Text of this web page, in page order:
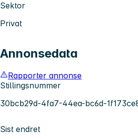
Sektor
Privat
Annonsedata
Rapporter annonse
Stillingsnummer
30bcb29d-4fa7-44ea-bc6d-
Sist endret